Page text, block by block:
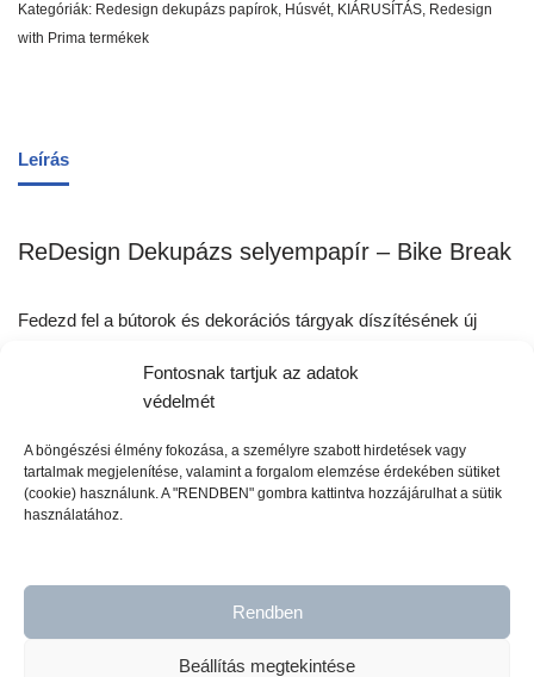
Fontosnak tartjuk az adatok
védelmét
A böngészési élmény fokozása, a személyre szabott hirdetések vagy
tartalmak megjelenítése, valamint a forgalom elemzése érdekében sütiket
(cookie) használunk. A "RENDBEN" gombra kattintva hozzájárulhat a sütik
használatához.
Rendben
Beállítás megtekintése
Kategóriák: Redesign dekupázs papírok, Húsvét, KIÁRUSÍTÁS, Redesign
with Prima termékek
Leírás
ReDesign Dekupázs selyempapír – Bike Break
Fedezd fel a bútorok és dekorációs tárgyak díszítésének új
Ezek a gyönyörű lapok dekoratív különleges ívnek készültek,
és gépi gyártású szálas textúrával rendelkeznek a finom és
A vastagabb szélesség lehetővé teszi a könnyebb használatot,
elhelyezést és tartósságot, miközben a vékonyabb
szövetanyagokkal ellentétben szakadásálló. Ez élénkebb és
A legjobb eredmény elérése érdekében használd az
lakkunkkalvagy aPrimer and Sealer alapozónkkal.